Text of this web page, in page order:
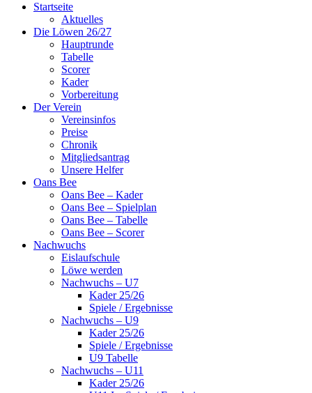
Startseite
Aktuelles
Die Löwen 26/27
Hauptrunde
Tabelle
Scorer
Kader
Vorbereitung
Der Verein
Vereinsinfos
Preise
Chronik
Mitgliedsantrag
Unsere Helfer
Oans Bee
Oans Bee – Kader
Oans Bee – Spielplan
Oans Bee – Tabelle
Oans Bee – Scorer
Nachwuchs
Eislaufschule
Löwe werden
Nachwuchs – U7
Kader 25/26
Spiele / Ergebnisse
Nachwuchs – U9
Kader 25/26
Spiele / Ergebnisse
U9 Tabelle
Nachwuchs – U11
Kader 25/26